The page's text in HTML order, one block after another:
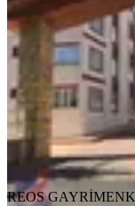
5+1
REOS
REOS